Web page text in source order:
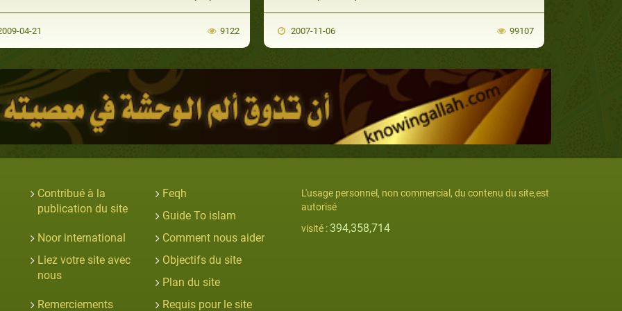
04-21 9122 2007-11-06 99107
Contribué à la
publication du site
Feqh
Guide To islam
Noor international
Comment nous aider
Liez votre site avec
nous
Objectifs du site
Plan du site
Remerciements
Requis pour le site
L'usage personnel, non commercial, du contenu du site,est
autorisé
visité : 394,358,714